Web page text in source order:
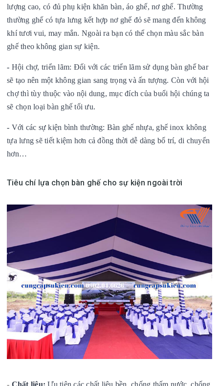
lượng cao, có đủ phụ kiện khăn bàn, áo ghế, nơ ghế. Thường
thường ghế có tựa lưng kết hợp nơ ghế đỏ sẽ mang đến không
khí tươi vui, may mắn. Ngoài ra bạn có thể chọn màu sắc bàn
ghế theo không gian sự kiện.
- Hội chợ, triển lãm: Đối với các triển lãm sử dụng bàn ghế bar
sẽ tạo nên một không gian sang trọng và ấn tượng. Còn với hội
chợ thì tùy thuộc vào nội dung, mục đích của buổi hội chúng ta
sẽ chọn loại bàn ghế tối ưu.
- Với các sự kiện bình thường: Bàn ghế nhựa, ghế inox không
tựa lưng sẽ tiết kiệm hơn cả đồng thời dễ dàng bố trí, di chuyển
hơn…
Tiêu chí lựa chọn bàn ghế cho sự kiện ngoài trời